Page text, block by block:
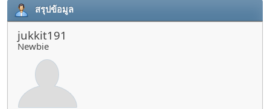
สรุปข้อมูล
jukkit191
Newbie